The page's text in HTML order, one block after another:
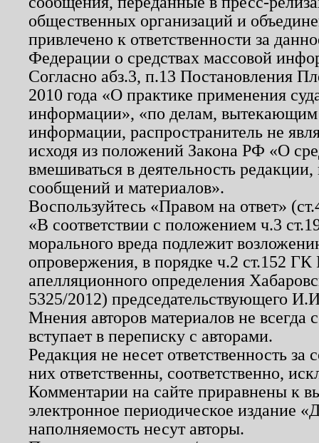
общественных организаций и
привлечено к ответственности за
Федерации о средствах массовой
Согласно абз.3, п.13 Постановления
2010 года «О практике применения
информации», «по делам, вытекающим
информации, распространитель не
исходя из положений Закона РФ «О
вмешиваться в деятельность
сообщений и материалов».
Воспользуйтесь «Правом на ответ»
«В соответствии с положением ч.3
морального вреда подлежит
опровержения, в порядке ч.2 ст.152
апелляционного определения
5325/2012) председательствующего
Мнения авторов материалов не
вступает в переписку с авторами.
Редакция не несет ответственность
них ответственны, соответственно,
Комментарии на сайте приравнены к
электронное периодическое издание
наполняемость несут авторы.